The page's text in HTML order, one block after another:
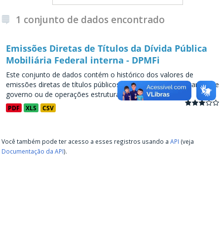
1 conjunto de dados encontrado
Emissões Diretas de Títulos da Dívida Pública
Mobiliária Federal interna - DPMFi
Este conjunto de dados contém o histórico dos valores de
emissões diretas de títulos públicos, decorrentes de programas de
governo ou de operações estruturadas, a partir de...
PDF XLS CSV
Você também pode ter acesso a esses registros usando a API (veja
Documentação da API).